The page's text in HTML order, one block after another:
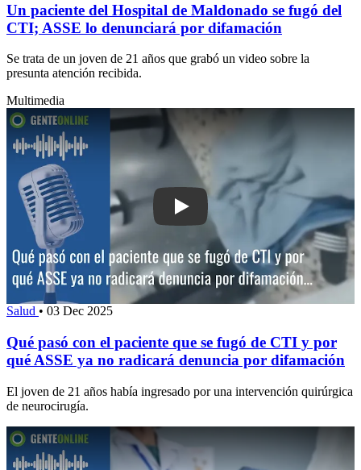
Un paciente del Hospital de Maldonado se fugó del
CTI; ASSE lo denunciará por difamación
Se trata de un joven de 21 años que grabó un video sobre la
presunta atención recibida.
Multimedia
Play: Qué pasó con el paciente que
Salud • 03 Dec 2025
Qué pasó con el paciente que se fugó de CTI y por
qué ASSE ya no radicará denuncia por difamación
El joven de 21 años había ingresado por una intervención quirúrgica
de neurocirugía.